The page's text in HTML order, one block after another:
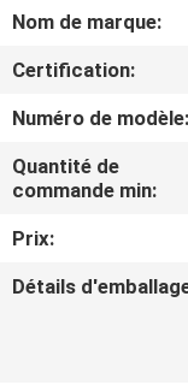
AU
DE
NOUS
VISITE
D'USINE
Nom de marque:
Certification:
Numéro de modèle:
Quantité de
commande min:
Prix:
Détails